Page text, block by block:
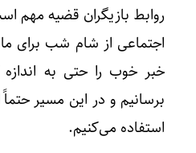
روابط بازیگران قضیه مهم
اجتماعی از شام شب برای
خبر خوب را حتی به
برسانیم و در این مسیر
استفاده می‌کنیم.